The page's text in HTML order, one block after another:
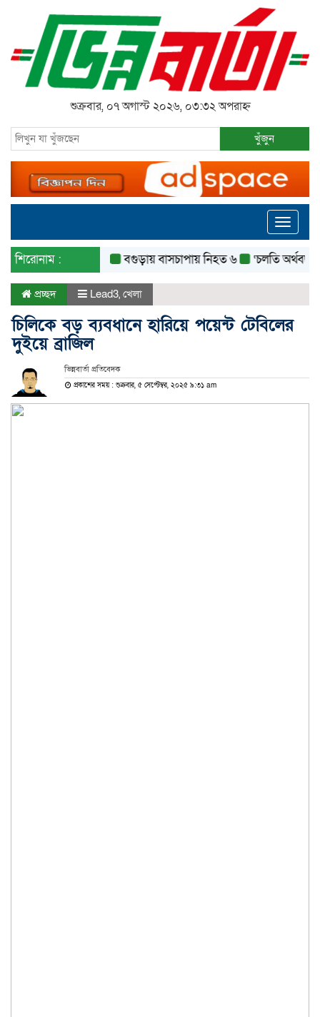
শুক্রবার, ০৭ অগাস্ট ২০২৬, ০৩:৩২ অপরাহ্ন
খুঁজুন
Toggle
শিরোনাম : বগুড়ায় বাসচাপায় নিহত ৬ ‘চলতি অর্থবছরেই
প্রচ্ছদ Lead3, খেলা
চিলিকে বড় ব্যবধানে হারিয়ে পয়েন্ট টেবিলের
দুইয়ে ব্রাজিল
ভিন্নবার্তা প্রতিবেদক
প্রকাশের সময় : শুক্রবার, ৫ সেপ্টেম্বর, ২০২৫ ৯:৩১ am